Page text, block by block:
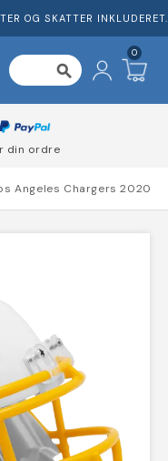
OG SKATTER INKLUDERET.
search
0
din ordre
Angeles Chargers 2020